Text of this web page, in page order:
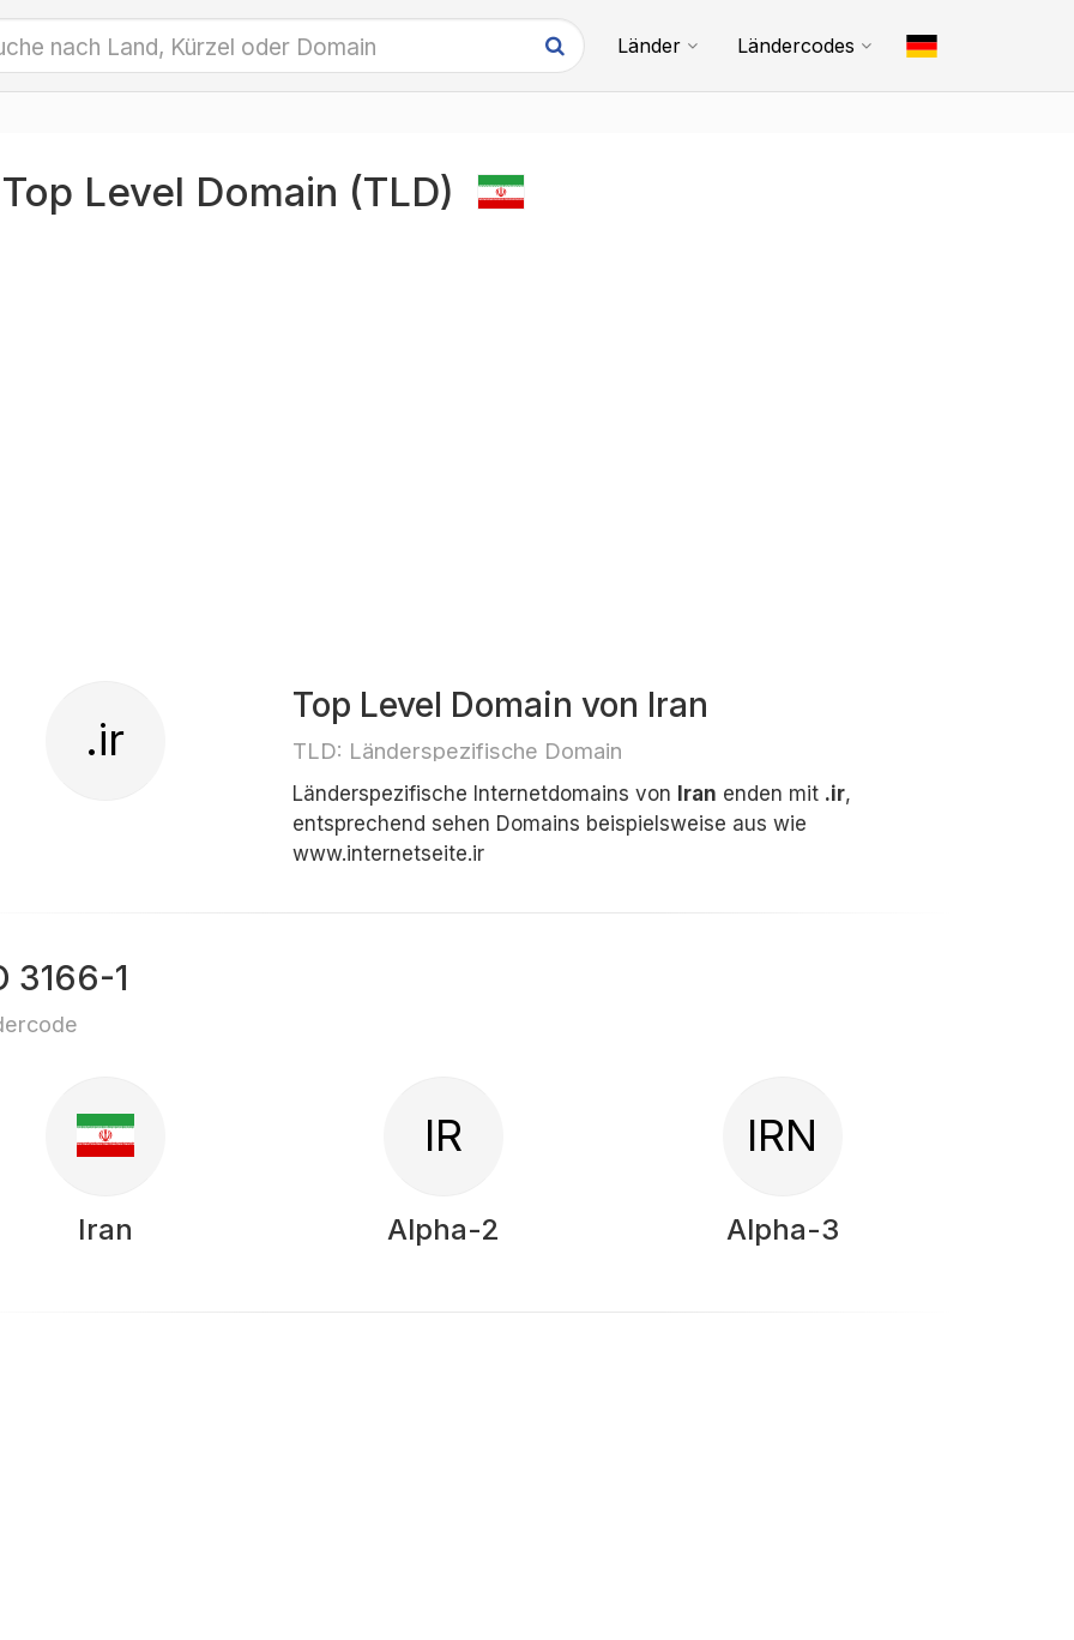
Länder Ländercodes
Level Domain (TLD)
.ir
Top Level Domain von Iran
TLD: Länderspezifische Domain
Länderspezifische Internetdomains von Iran enden mit .ir,
entsprechend sehen Domains beispielsweise aus wie
www.internetseite.ir
3166-1
Iran
IR
Alpha-2
IRN
Alpha-3